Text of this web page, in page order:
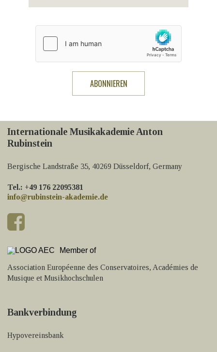
Internationale Musikakademie Anton
Rubinstein
Bergische Landstraße 35, 40269 Düsseldorf, Germany
Tel.: +49 176 22095381
info@rubinstein-akademie.de
Member of
Association Européenne des Conservatoires, Académies de
Musique et Musikhochschulen
Bankverbindung
Hypovereinsbank